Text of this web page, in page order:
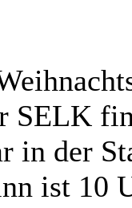
SELK
in der
ist 10